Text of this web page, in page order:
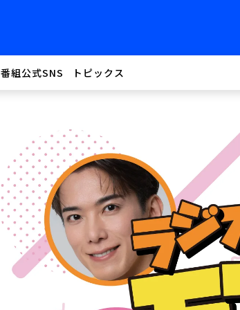
番組公式SNS トピックス